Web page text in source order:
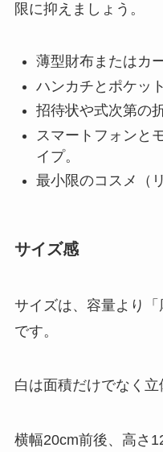
限に抑えましょう。
薄型財布またはカ
ハンカチとポケッ
招待状や式次第の
スマートフォンと
イプ。
最小限のコスメ（
サイズ感
サイズは、容量より
です。
白は面積だけでなく立
横幅20cm前後、高さ